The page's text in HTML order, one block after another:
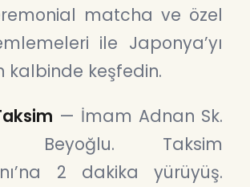
matcha ve özel
ile Japonya’yı
kalbinde keşfedin.
— İmam Adnan Sk.
Beyoğlu. Taksim
2 dakika yürüyüş.